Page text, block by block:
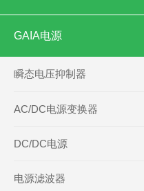
GAIA电源
瞬态电压抑制器
AC/DC电源变换器
DC/DC电源
电源滤波器